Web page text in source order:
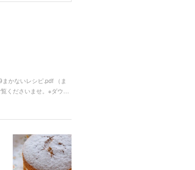
かないレシピ.pdf （ま
くださいませ。※ダウ…